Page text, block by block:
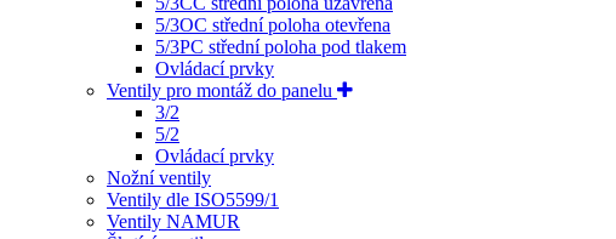
5/3OC střední poloha otevřena
5/3PC střední poloha pod tlakem
Ovládací prvky
Ventily pro montáž do panelu
3/2
5/2
Ovládací prvky
Nožní ventily
Ventily dle ISO5599/1
Ventily NAMUR